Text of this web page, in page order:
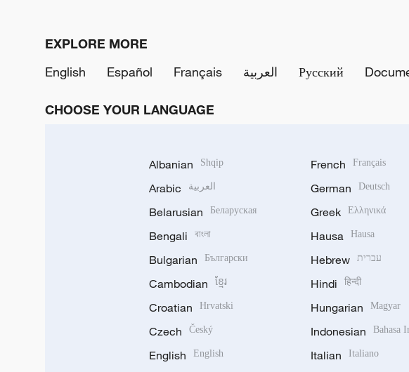
EXPLORE MORE
English
Español Français العربية Русский
CHOOSE YOUR LANGUAGE
Albanian Shqip
Arabic العربية
Belarusian Беларуская
Bengali বাংলা
Bulgarian Български
Cambodian ខ្មែរ
Croatian Hrvatski
Czech Český
English English
French Français
German Deutsch
Greek Ελληνικά
Hausa Hausa
Hebrew עברית
Hindi हिन्दी
Hungarian Magyar
Indonesian Bahasa
Italian Italiano